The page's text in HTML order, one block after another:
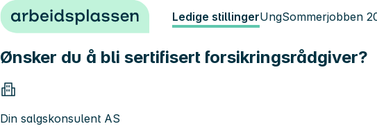
Hopp til innhold Ledige stillingerUngSommerjobben
Ønsker du å bli sertifisert forsikringsrådgiver?
Din salgskonsulent AS